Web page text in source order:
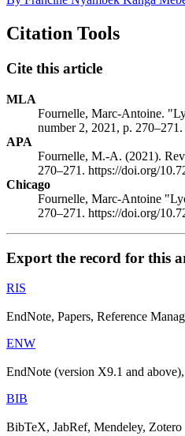
Citation Tools
Cite this article
MLA
Fournelle, Marc-Antoine.
number 2, 2021, p.
APA
Fournelle, M.-A. (2021).
270–271. https://doi.org/
Chicago
Fournelle, Marc-Antoine
270–271. https://doi.org/
Export the record for this
RIS
EndNote, Papers, Reference
ENW
EndNote (version X9.1 and
BIB
BibTeX, JabRef, Mendeley, Zotero